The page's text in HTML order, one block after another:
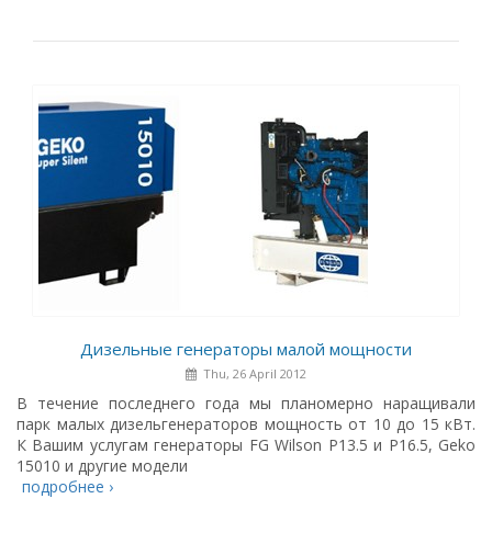
Дизельные генераторы малой мощности
Thu, 26 April 2012
В течение последнего года мы планомерно наращивали
парк малых дизельгенераторов мощность от 10 до 15 кВт.
К Вашим услугам генераторы FG Wilson P13.5 и P16.5, Geko
15010 и другие модели
подробнее ›